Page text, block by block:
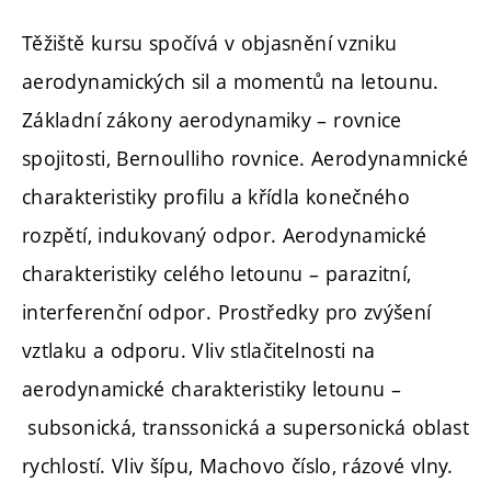
Těžiště kursu spočívá v objasnění vzniku
aerodynamických sil a momentů na letounu.
Základní zákony aerodynamiky – rovnice
spojitosti, Bernoulliho rovnice. Aerodynamnické
charakteristiky profilu a křídla konečného
rozpětí, indukovaný odpor. Aerodynamické
charakteristiky celého letounu – parazitní,
interferenční odpor. Prostředky pro zvýšení
vztlaku a odporu. Vliv stlačitelnosti na
aerodynamické charakteristiky letounu –
subsonická, transsonická a supersonická oblast
rychlostí. Vliv šípu, Machovo číslo, rázové vlny.